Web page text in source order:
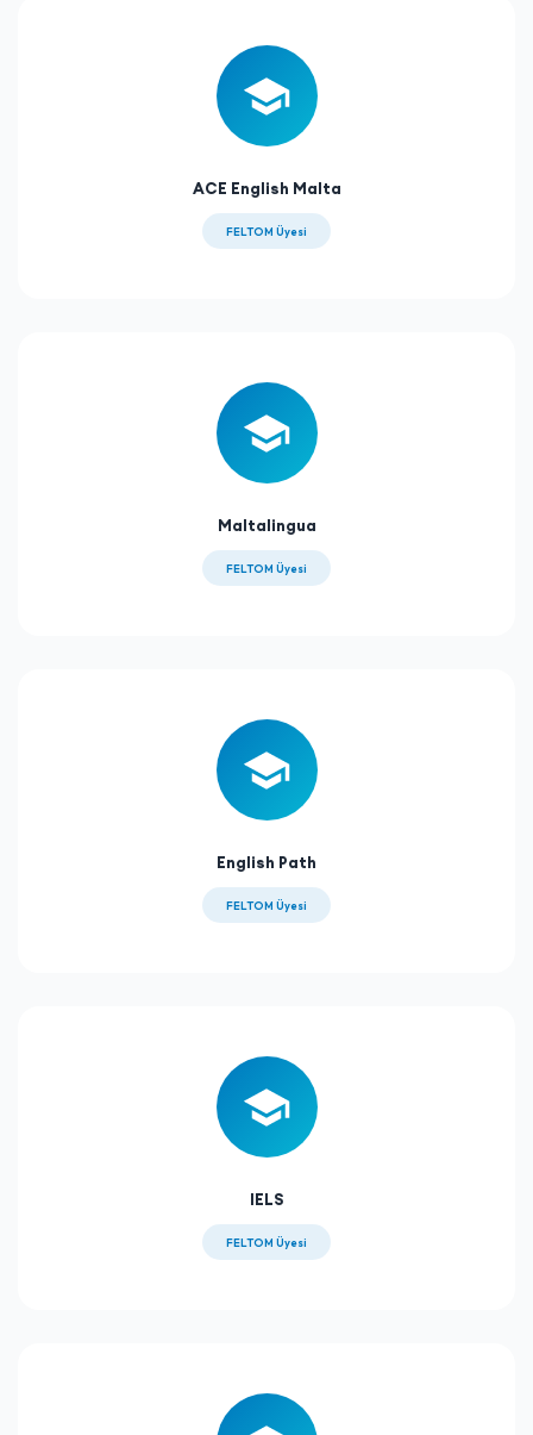
ACE English Malta
FELTOM Üyesi
Maltalingua
FELTOM Üyesi
English Path
FELTOM Üyesi
IELS
FELTOM Üyesi